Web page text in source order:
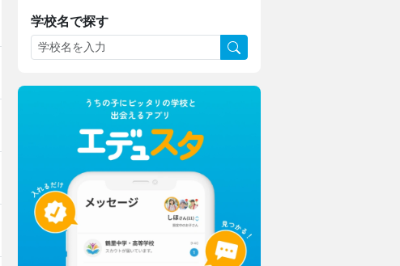
学校名で探す